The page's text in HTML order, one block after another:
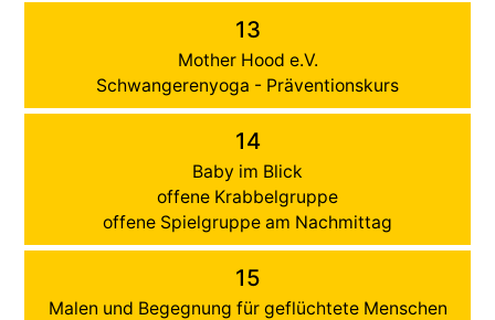
13
Mother Hood e.V.
Schwangerenyoga - Präventionskurs
14
Baby im Blick
offene Krabbelgruppe
offene Spielgruppe am Nachmittag
15
Malen und Begegnung für geflüchtete Menschen